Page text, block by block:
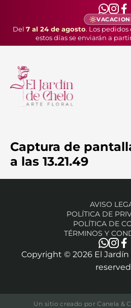
Del 7 al 24 de agosto. Los
estos días se enviarán a
Captura de
a las 13.21.49
Copyright © 2026 El
AVISO
POLÍTICA DE
POLÍTICA DE
TÉRMINOS Y
Un sitio creado porCanela &